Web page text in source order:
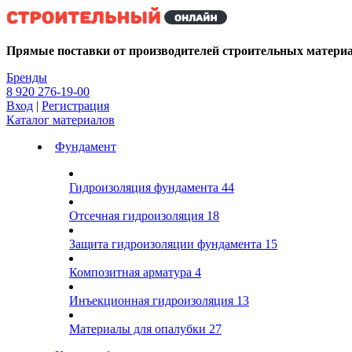
Kg
Прямые поставки от производителей строительных
Бренды
8 920 276-19-00
Вход | Регистрация
Каталог материалов
Фундамент
Гидроизоляция фундамента 44
Отсечная гидроизоляция 18
Защита гидроизоляции фундамента 15
Композитная арматура 4
Инъекционная гидроизоляция 13
Материалы для опалубки 27